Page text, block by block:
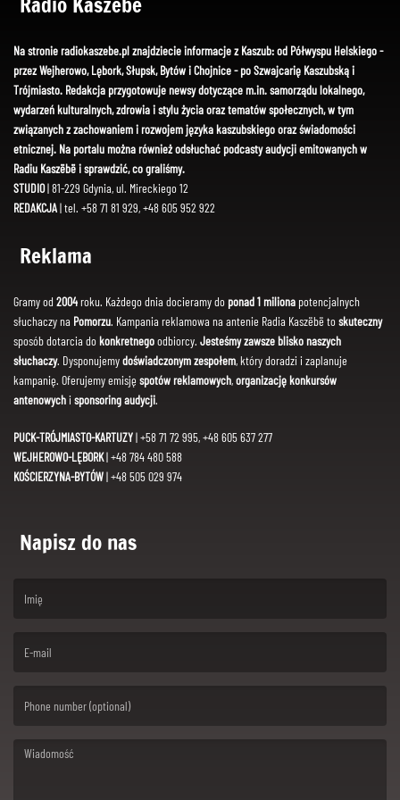
Na stronie radiokaszebe.pl znajdziecie informacje z Kaszub: od Półwyspu Helskiego -
przez Wejherowo, Lębork, Słupsk, Bytów i Chojnice - po Szwajcarię Kaszubską i
Trójmiasto. Redakcja przygotowuje newsy dotyczące m.in. samorządu lokalnego,
wydarzeń kulturalnych, zdrowia i stylu życia oraz tematów społecznych, w tym
związanych z zachowaniem i rozwojem języka kaszubskiego oraz świadomości
etnicznej. Na portalu można również odsłuchać podcasty audycji emitowanych w
Radiu Kaszëbë i sprawdzić, co graliśmy.
STUDIO| 81-229 Gdynia, ul. Mireckiego 12
REDAKCJA| tel. +58 71 81 929, +48 605 952 922
Reklama
Gramy od 2004roku. Każdego dnia docieramy do ponad 1 miliona potencjalnych
słuchaczy na Pomorzu. Kampania reklamowa na antenie Radia Kaszëbë toskuteczny
sposób dotarcia dokonkretnegoodbiorcy. Jesteśmy zawsze blisko naszych
słuchaczy. Dysponujemydoświadczonym zespołem, który doradzi i zaplanuje
kampanię. Oferujemy emisję spotów reklamowych,organizację konkursów
antenowychi sponsoring audycji.
PUCK-TRÓJMIASTO-KARTUZY| +58 71 72 995, +48 605 637 277
WEJHEROWO-LĘBORK| +48 784 480 588
KOŚCIERZYNA-BYTÓW| +48 505 029 974
Napisz do nas